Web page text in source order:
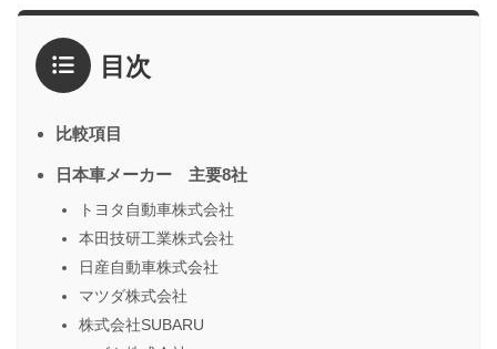
目次
比較項目
日本車メーカー 主要8社
トヨタ自動車株式会社
本田技研工業株式会社
日産自動車株式会社
マツダ株式会社
株式会社SUBARU